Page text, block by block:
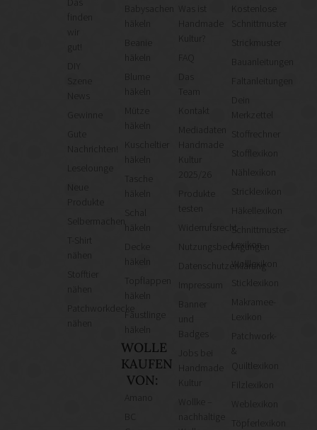
finden
gut!
News
Gute
Nachrichten!
Leselounge
Neue
Produkte
Selbermachen
T-Shirt
Stofftier
Patchworkdecke
häkeln
häkeln
Mütze
häkeln
Kuscheltier
Tasche
häkeln
häkeln
Topflappen
häkeln
Fäustlinge
häkeln
WOLLE
KAUFEN
VON:
Was ist
Kultur?
Das
Team
Kontakt
Mediadaten
Kultur
2025/26
Produkte
testen
Widerrufsrecht
Nutzungsbedingungen
Datenschutzerklärung
Kultur
Wollke –
nachhaltige
Kostenlose
Schnittmuster
Strickmuster
Bauanleitungen
Faltanleitungen
Merkzettel
Stoffrechner
Stofflexikon
Nählexikon
Stricklexikon
Häkellexikon
Schnittmuster-
Lexikon
Wolllexikon
Sticklexikon
Makramee-
Lexikon
Patchwork-
&
Quiltlexikon
Filzlexikon
Weblexikon
Töpferlexikon